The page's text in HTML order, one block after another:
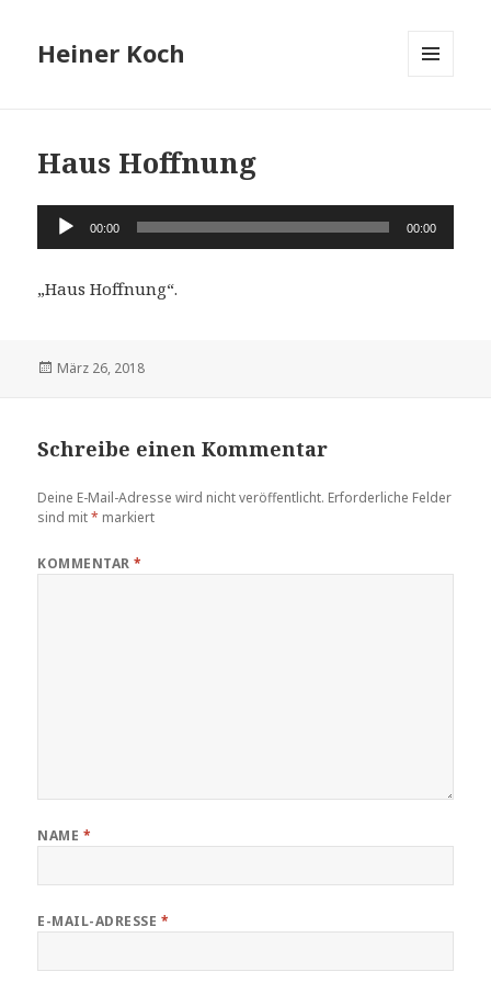
Heiner Koch
Haus Hoffnung
Audio-
Player
00:00 00:00
„Haus Hoffnung“.
Veröffentlicht
März 26, 2018
Schreibe einen Kommentar
Deine E-Mail-Adresse wird nicht veröffentlicht. Erforderliche Felder
sind mit* markiert
KOMMENTAR*
NAME *
E-MAIL-ADRESSE *